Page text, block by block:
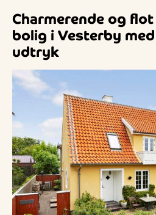
Charmerende og
bolig i Vesterby
udtryk